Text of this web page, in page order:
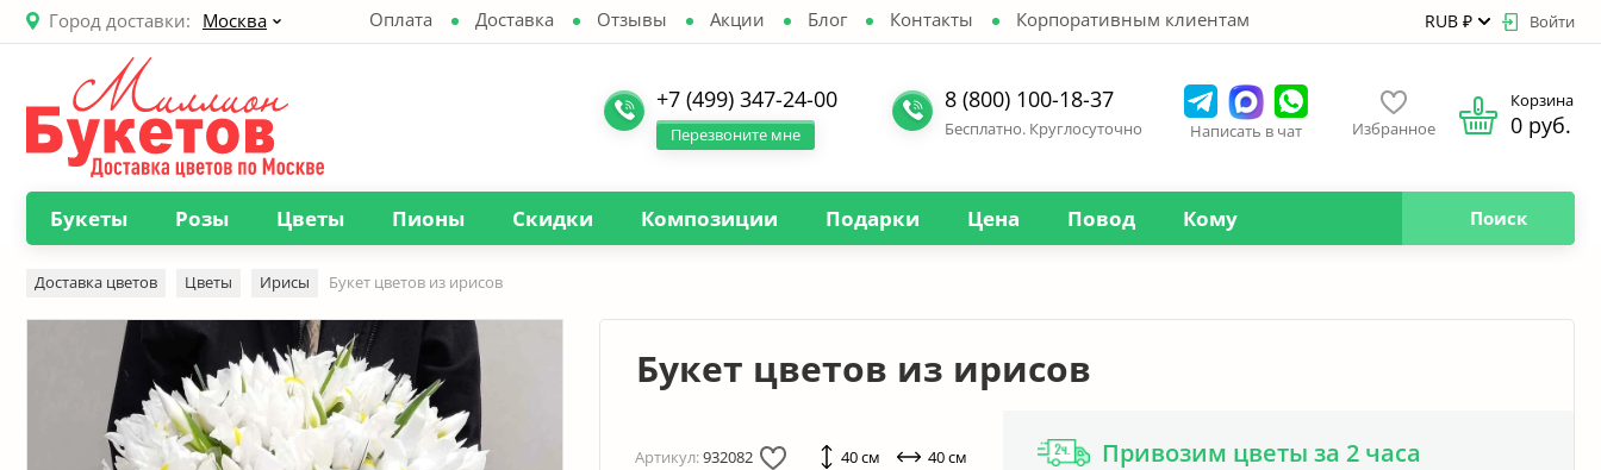
Оплата Доставка Отзывы Акции Блог Контакты Корпоративным клиентам
Город доставки: Москва RUB ₽ Войти
+7 (499) 347-24-00
Перезвоните мне
8 (800) 100-18-37
Бесплатно. Круглосуточно Написать в чат Избранное
Корзина
0 руб.
Букеты Розы Цветы Пионы Скидки Композиции Подарки Цена Повод Кому Поиск
Доставка цветов Цветы Ирисы Букет цветов из ирисов
Букет цветов из ирисов
Артикул:932082 40 см 40 см Привозим цветы за 2 часа